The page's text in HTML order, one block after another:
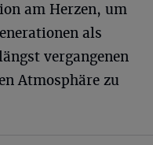
am Herzen, um
als
vergangenen
Atmosphäre zu